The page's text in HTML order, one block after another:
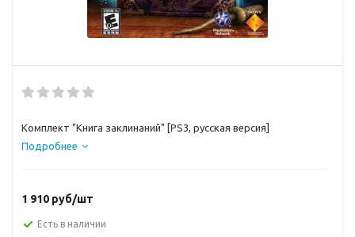
Комплект "Книга заклинаний" [PS3, русская версия]
Подробнее
1 910 руб/шт
Есть в наличии